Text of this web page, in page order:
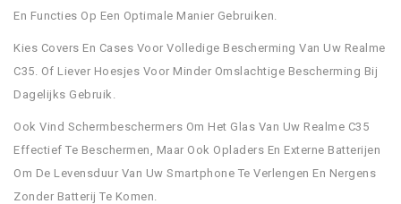
En Functies Op Een Optimale Manier Gebruiken.
Kies Covers En Cases Voor Volledige Bescherming Van Uw Realme
C35. Of Liever Hoesjes Voor Minder Omslachtige Bescherming Bij
Dagelijks Gebruik.
Ook Vind Schermbeschermers Om Het Glas Van Uw Realme C35
Effectief Te Beschermen, Maar Ook Opladers En Externe Batterijen
Om De Levensduur Van Uw Smartphone Te Verlengen En Nergens
Zonder Batterij Te Komen.